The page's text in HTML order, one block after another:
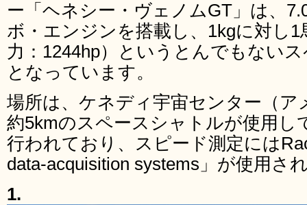
ー「ヘネシー・ヴェノムGT」は、
ボ・エンジンを搭載し、1kgに対し1
力：1244hp）というとんでもない
となっています。
場所は、ケネディ宇宙センター（ア
約5kmのスペースシャトルが使用し
行われており、スピード測定には
data-acquisition systems」が使用さ
1.